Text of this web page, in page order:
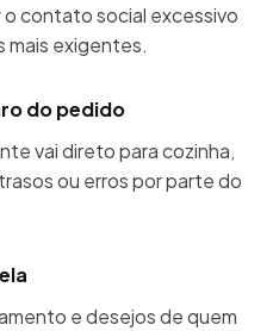
contato social excessivo
mais exigentes.
do pedido
vai direto para cozinha,
ou erros por parte do
e desejos de quem